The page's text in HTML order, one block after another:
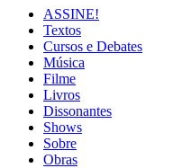
ASSINE!
Textos
Cursos e Debates
Música
Filme
Livros
Dissonantes
Shows
Sobre
Obras